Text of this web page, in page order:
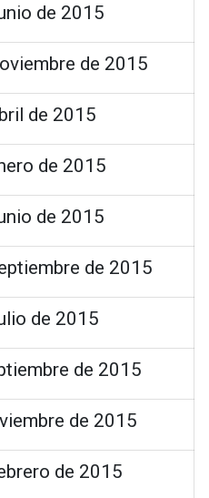
de 2015
de 2015
de 2015
de 2015
de 2015
de 2015
de 2015
de 2015
de 2015
de 2015